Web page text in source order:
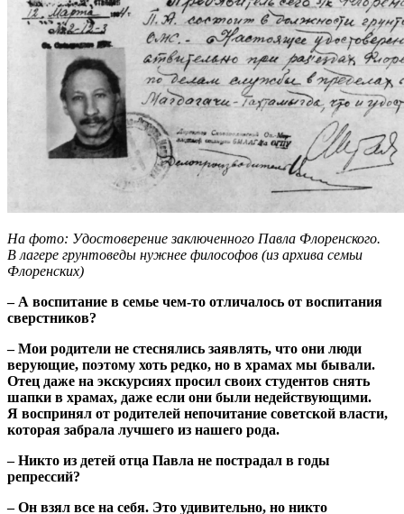
На фото: Удостоверение заключенного Павла Флоренского.
В лагере грунтоведы нужнее философов (из архива семьи
Флоренских)
– А воспитание в семье чем-то отличалось от воспитания
сверстников?
– Мои родители не стеснялись заявлять, что они люди
верующие, поэтому хоть редко, но в храмах мы бывали.
Отец даже на экскурсиях просил своих студентов снять
шапки в храмах, даже если они были недействующими.
Я воспринял от родителей непочитание советской власти,
которая забрала лучшего из нашего рода.
– Никто из детей отца Павла не пострадал в годы
репрессий?
– Он взял все на себя. Это удивительно, но никто